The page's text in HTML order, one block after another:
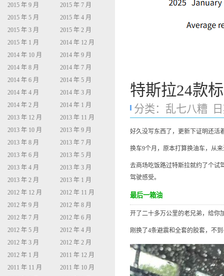
特斯拉24款
分类： 乱七八糟
好久没写东西了，更新下证明还活
换车9个月，原本打算换油车，从
去商场吃饭路过特斯拉就约了个试
驾驶感受。
最后一箱油
开了二十多万公里的老兄弟，给你
刚换了4条避震和全套的胶套，不
2015 年 9 月
2015 年 7 月
2015 年 5 月
2015 年 4 月
2015 年 3 月
2015 年 2 月
2015 年 1 月
2014 年 12 月
2014 年 10 月
2014 年 9 月
2014 年 8 月
2014 年 7 月
2014 年 6 月
2014 年 5 月
2014 年 4 月
2014 年 3 月
2014 年 2 月
2014 年 1 月
2013 年 12 月
2013 年 11 月
2013 年 10 月
2013 年 9 月
2013 年 8 月
2013 年 7 月
2013 年 6 月
2013 年 5 月
2013 年 4 月
2013 年 3 月
2013 年 2 月
2013 年 1 月
2012 年 12 月
2012 年 11 月
2012 年 9 月
2012 年 8 月
2012 年 7 月
2012 年 6 月
2012 年 5 月
2012 年 4 月
2012 年 3 月
2012 年 2 月
2012 年 1 月
2011 年 12 月
2011 年 11 月
2011 年 10 月